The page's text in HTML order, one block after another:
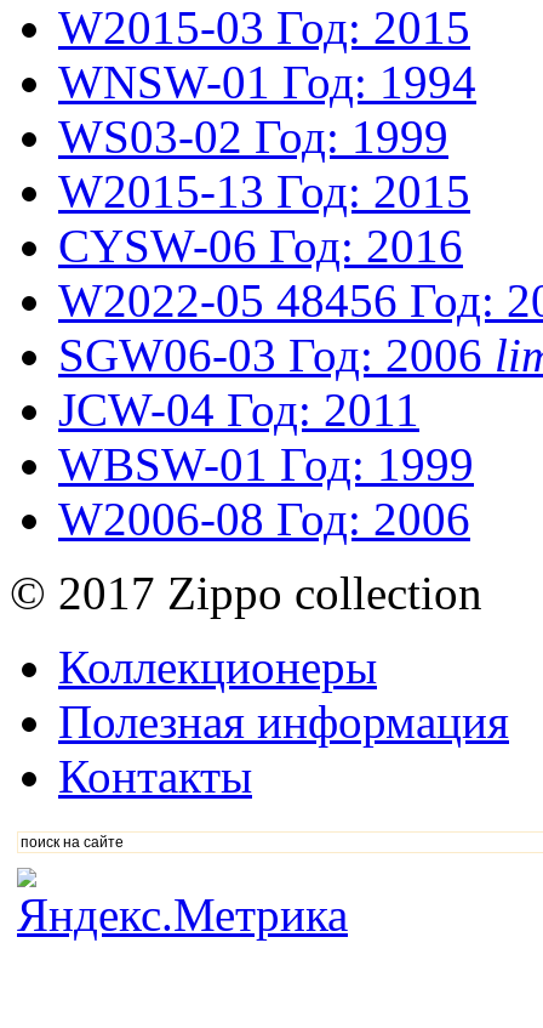
W2015-03 Год: 2015
WNSW-01 Год: 1994
WS03-02 Год: 1999
W2015-13 Год: 2015
CYSW-06 Год: 2016
W2022-05 48456 Год:
SGW06-03 Год: 2006
JCW-04 Год: 2011
WBSW-01 Год: 1999
W2006-08 Год: 2006
© 2017 Zippo collection
Коллекционеры
Полезная информация
Контакты